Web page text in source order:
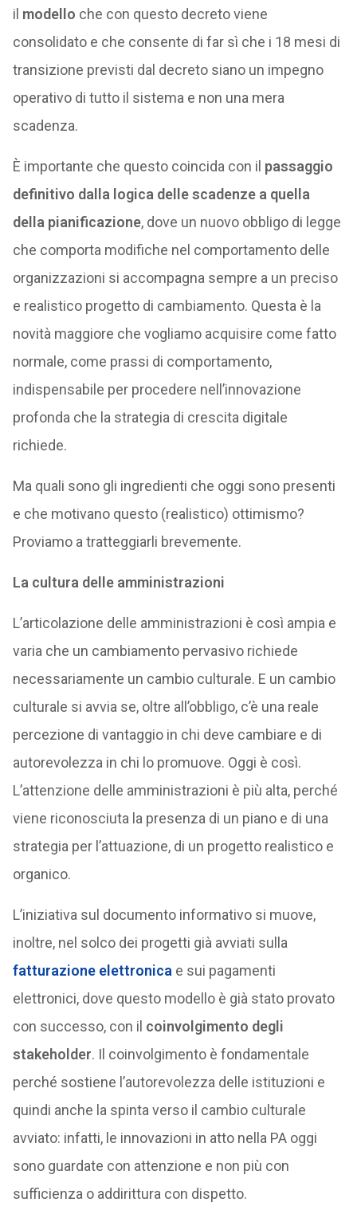
il modello che con questo decreto viene
consolidato e che consente di far sì che i 18 mesi di
transizione previsti dal decreto siano un impegno
operativo di tutto il sistema e non una mera
scadenza.
È importante che questo coincida con il passaggio
definitivo dalla logica delle scadenze a quella
della pianificazione, dove un nuovo obbligo di legge
che comporta modifiche nel comportamento delle
organizzazioni si accompagna sempre a un preciso
e realistico progetto di cambiamento. Questa è la
novità maggiore che vogliamo acquisire come fatto
normale, come prassi di comportamento,
indispensabile per procedere nell’innovazione
profonda che la strategia di crescita digitale
richiede.
Ma quali sono gli ingredienti che oggi sono presenti
e che motivano questo (realistico) ottimismo?
Proviamo a tratteggiarli brevemente.
La cultura delle amministrazioni
L’articolazione delle amministrazioni è così ampia e
varia che un cambiamento pervasivo richiede
necessariamente un cambio culturale. E un cambio
culturale si avvia se, oltre all’obbligo, c’è una reale
percezione di vantaggio in chi deve cambiare e di
autorevolezza in chi lo promuove. Oggi è così.
L’attenzione delle amministrazioni è più alta, perché
viene riconosciuta la presenza di un piano e di una
strategia per l’attuazione, di un progetto realistico e
organico.
L’iniziativa sul documento informativo si muove,
inoltre, nel solco dei progetti già avviati sulla
fatturazione elettronica e sui pagamenti
elettronici, dove questo modello è già stato provato
con successo, con il coinvolgimento degli
stakeholder. Il coinvolgimento è fondamentale
perché sostiene l’autorevolezza delle istituzioni e
quindi anche la spinta verso il cambio culturale
avviato: infatti, le innovazioni in atto nella PA oggi
sono guardate con attenzione e non più con
sufficienza o addirittura con dispetto.